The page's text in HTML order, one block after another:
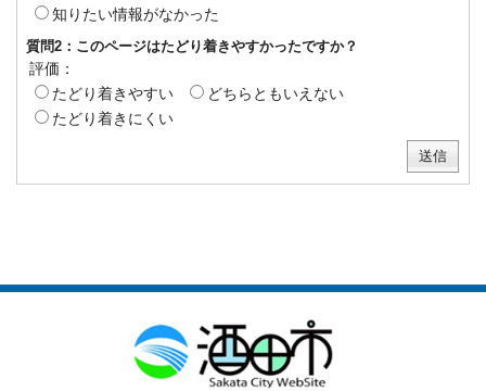
知りたい情報がなかった
質問2：このページはたどり着きやすかったですか？
評価：
たどり着きやすい
どちらともいえない
たどり着きにくい